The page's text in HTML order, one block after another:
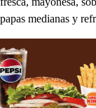
papas medianas y